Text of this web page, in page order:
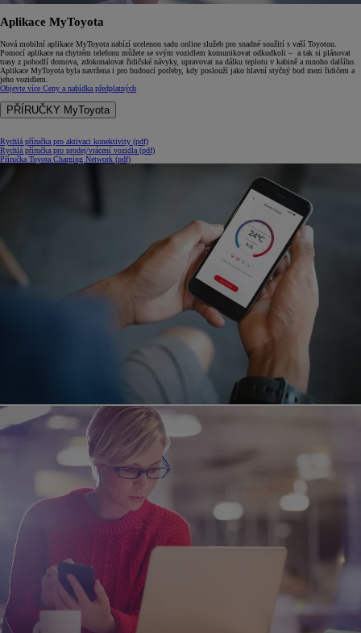
Aplikace MyToyota
Nová mobilní aplikace MyToyota nabízí ucelenou sadu online služeb pro snadné soužití s vaší Toyotou.
Pomocí aplikace na chytrém telefonu můžete se svým vozidlem komunikovat odkudkoli – a tak si plánovat
trasy z pohodlí domova, zdokonalovat řidičské návyky, upravovat na dálku teplotu v kabině a mnoho dalšího.
Aplikace MyToyota byla navržena i pro budoucí potřeby, kdy poslouží jako hlavní styčný bod mezi řidičem a
jeho vozidlem.
Objevte více Ceny a nabídka předplatných
PŘÍRUČKY MyToyota
Rychlá příručka pro aktivaci konektivity (pdf)
Rychlá příručka pro prodej/vrácení vozidla (pdf)
Příručka Toyota Charging Network (pdf)